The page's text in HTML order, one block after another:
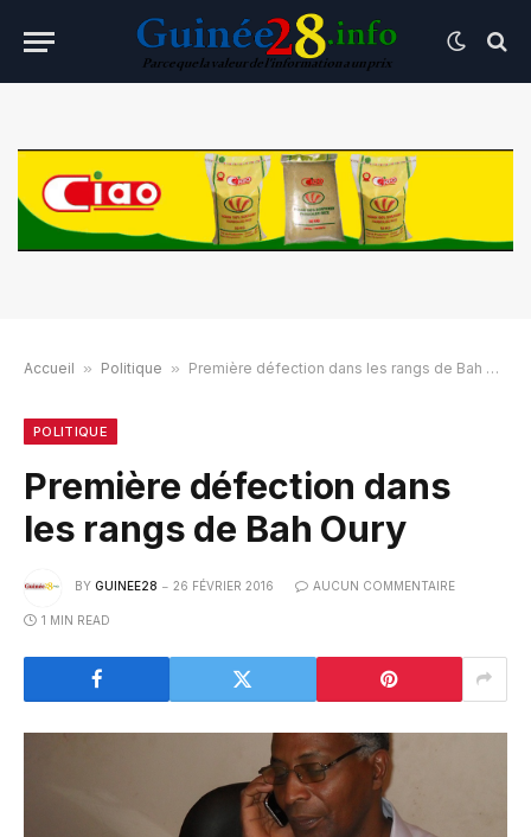
Accueil » Politique » Première défection dans les rangs de Bah Oury
POLITIQUE
Première défection dans
les rangs de Bah Oury
BY GUINEE28 26 FÉVRIER 2016 AUCUN COMMENTAIRE
1 MIN READ